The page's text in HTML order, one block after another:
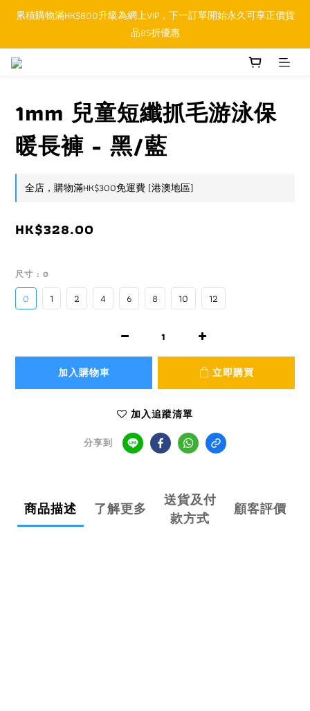
順豐香港SFHK APP取件通知功能將取代SMS短訊
累積購物滿HK$800升級為網上VIP，下一訂單開始永久可享正價貨
品85折優惠
順豐香港SFHK APP取件通知功能將取代SMS短訊
1mm 兒童短纖抓毛游泳保
暖長褲 - 黑/藍
全店，購物滿HK$300免運費 (港澳地區)
HK$328.00
尺寸 : 0
0 1 2 4 6 8 10 12
加入購物車 立即購買
加入追蹤清單
分享到
商品描述 了解更多
送貨及付
款方式
顧客評價